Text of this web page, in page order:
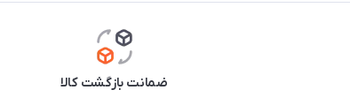
ضمانت بازگشت کالا